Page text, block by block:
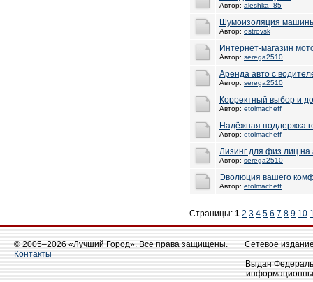
Автор: aleshka_85
Шумоизоляция
Автор: ostrovsk
Интернет-магазин
Автор: serega2510
Аренда авто с
Автор: serega2510
Корректный выбор и
Автор: etolmacheff
Надёжная поддержка
Автор: etolmacheff
Лизинг для физ лиц на
Автор: serega2510
Эволюция вашего
Автор: etolmacheff
Страницы: 1 2 3 4 5 6 7 8 9 10
© 2005–2026 «Лучший Город». Все права защищены.
Контакты
Сетевое
Выдан